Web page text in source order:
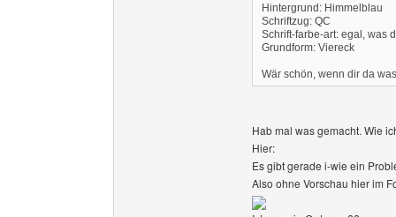
Hintergrund: Himmelblau
Schriftzug: QC
Schrift-farbe-art: egal, was
Grundform: Viereck
Wär schön, wenn dir da
Hab mal was gemacht. Wie
Hier:
Es gibt gerade i-wie ein
Also ohne Vorschau hier im